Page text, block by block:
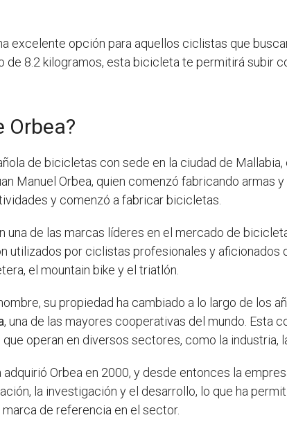
excelente opción para aquellos ciclistas que
de 8.2 kilogramos, esta bicicleta te permitirá subir
Orbea?
de bicicletas con sede en la ciudad de
Manuel Orbea, quien comenzó fabricando armas
y comenzó a fabricar bicicletas.
una de las marcas líderes en el mercado de
utilizados por ciclistas profesionales y aficionados
el mountain bike y el triatlón.
su propiedad ha cambiado a lo largo de los
, una de las mayores cooperativas del mundo. Esta
operan en diversos sectores, como la industria,
Orbea en 2000, y desde entonces la
la investigación y el desarrollo, lo que ha
de referencia en el sector.